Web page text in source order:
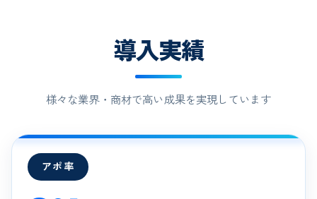
導入実績
様々な業界・商材で高い成果を実現しています
アポ率